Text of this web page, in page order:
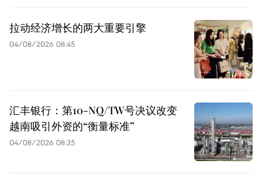
拉动经济增长的两大重要引擎
04/08/2026 08:45
汇丰银行：第10-NQ/TW号决议改变
越南吸引外资的“衡量标准”
04/08/2026 08:35